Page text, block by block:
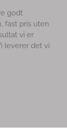
godt
fast pris uten
vi er
leverer det vi